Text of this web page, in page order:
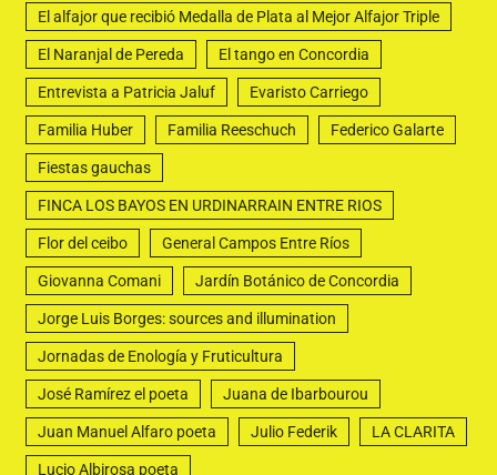
El alfajor que recibió Medalla de Plata al Mejor Alfajor Triple
El Naranjal de Pereda El tango en Concordia
Entrevista a Patricia Jaluf Evaristo Carriego
Familia Huber Familia Reeschuch Federico Galarte
Fiestas gauchas
FINCA LOS BAYOS EN URDINARRAIN ENTRE RIOS
Flor del ceibo General Campos Entre Ríos
Giovanna Comani Jardín Botánico de Concordia
Jorge Luis Borges: sources and illumination
Jornadas de Enología y Fruticultura
José Ramírez el poeta Juana de Ibarbourou
Juan Manuel Alfaro poeta Julio Federik LA CLARITA
Lucio Albirosa poeta